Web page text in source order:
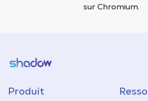
sur Chromium.
Shadow.tech
Produit